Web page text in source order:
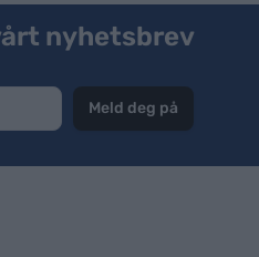
nyhetsbrev
Meld deg på